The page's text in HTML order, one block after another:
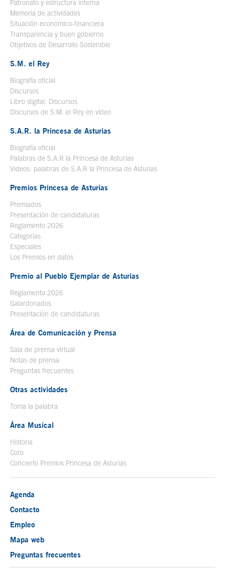
Patronato y estructura interna
Memoria de actividades
Situación económico-financiera
Transparencia y buen gobierno
Objetivos de Desarrollo Sostenible
S.M. el Rey
Biografía oficial
Discursos
Libro digital. Discursos
Discursos de S.M. el Rey en vídeo
S.A.R. la Princesa de Asturias
Biografía oficial
Palabras de S.A.R la Princesa de Asturias
Videos: palabras de S.A.R la Princesa de Asturias
Premios Princesa de Asturias
Premiados
Presentación de candidaturas
Reglamento 2026
Categorías
Especiales
Los Premios en datos
Premio al Pueblo Ejemplar de Asturias
Reglamento 2026
Galardonados
Presentación de candidaturas
Área de Comunicación y Prensa
Sala de prensa virtual
Notas de prensa
Preguntas frecuentes
Otras actividades
Toma la palabra
Área Musical
Historia
Coro
Concierto Premios Princesa de Asturias
Agenda
Contacto
Empleo
Mapa web
Preguntas frecuentes